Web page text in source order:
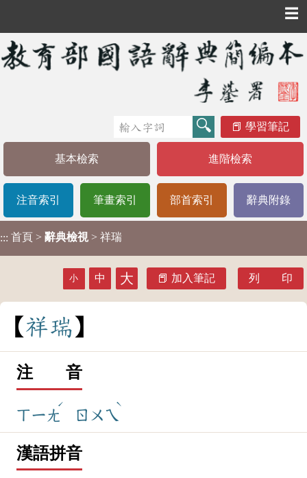
☰
學習筆記
基本檢索 進階檢索
注音索引 筆畫索引 部首索引 辭典附錄
::: 首頁 > 辭典檢視 > 祥瑞
小 中 大 加入筆記 列 印
祥瑞
注 音
ㄒㄧㄤ
ˊ
ㄖㄨㄟ
ˋ
漢語拼音